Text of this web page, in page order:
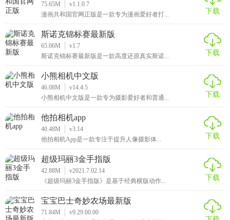
75.65M
v1.1.0.7
漫画共和国官网正版是一款专为漫画爱好者打...
下载
斯诺克锦标赛最新版
65.06M
v1.7
斯诺克锦标赛最新版是一款高度还原真实斯诺...
下载
小熊相机中文版
46.08M
v14.4.5
小熊相机中文版是一款专为摄影爱好者和普通...
下载
他拍相机app
40.48M
v3.14
他拍相机App是一款专注于提升人像摄影体...
下载
超级玛丽3金手指版
42.88M
v2021.7.02.14
《超级玛丽3金手指版》是基于经典横版动作...
下载
宝宝巴士奇妙农场最新版
71.84M
v9.29.00.00